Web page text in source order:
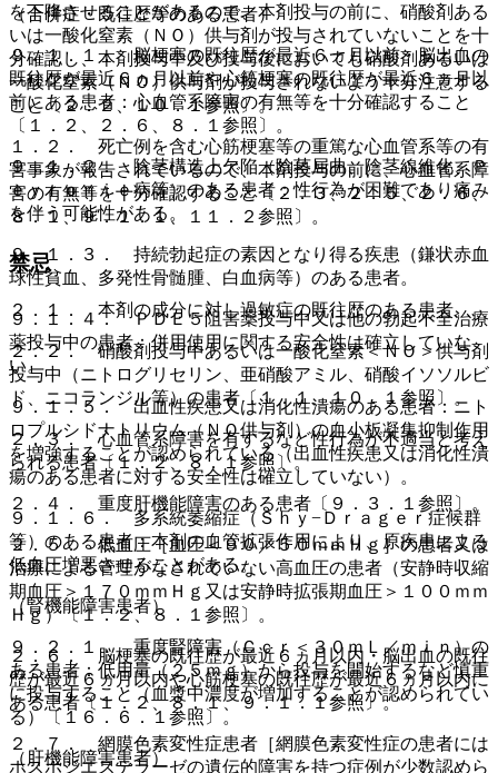
（合併症・既往歴等のある患者）
９．１．１． 脳梗塞の既往歴が最近６ヵ月以前・脳出血の
既往歴が最近６ヵ月以前や心筋梗塞の既往歴が最近６ヵ月以
前にある患者：心血管系障害の有無等を十分確認すること
〔１．２、２．６、８．１参照〕。
９．１．２． 陰茎構造上欠陥（陰茎屈曲、陰茎線維化、Ｐ
ｅｙｒｏｎｉｅ病等）のある患者：性行為が困難であり痛み
を伴う可能性がある。
９．１．３． 持続勃起症の素因となり得る疾患（鎌状赤血
球性貧血、多発性骨髄腫、白血病等）のある患者。
９．１．４． ＰＤＥ５阻害薬投与中又は他の勃起不全治療
薬投与中の患者：併用使用に関する安全性は確立していな
い。
９．１．５． 出血性疾患又は消化性潰瘍のある患者：ニト
ロプルシドナトリウム（ＮＯ供与剤）の血小板凝集抑制作用
を増強することが認められている（出血性疾患又は消化性潰
瘍のある患者に対する安全性は確立していない）。
９．１．６． 多系統萎縮症（Ｓｈｙ−Ｄｒａｇｅｒ症候群
等）のある患者：本剤の血管拡張作用により、原疾患による
低血圧増悪させることがある。
（腎機能障害患者）
９．２．１． 重度腎障害（Ｃｃｒ＜３０ｍＬ／ｍｉｎ）の
ある患者：低用量（２５ｍｇ）から投与を開始するなど慎重
に投与すること（血漿中濃度が増加することが認められてい
る）〔１６．６．１参照〕。
（肝機能障害患者）
を下降させることがあるので、本剤投与の前に、硝酸剤ある
いは一酸化窒素（ＮＯ）供与剤が投与されていないことを十
分確認し、本剤投与中及び投与後においても硝酸剤あるいは
一酸化窒素（ＮＯ）供与剤が投与されないよう十分注意する
こと〔２．２、１０．１参照〕。
１．２． 死亡例を含む心筋梗塞等の重篤な心血管系等の有
害事象が報告されているので、本剤投与の前に、心血管系障
害の有無等を十分確認すること〔２．３、２．５、２．６、
８．１、９．１．１、１１．２参照〕。
禁忌
２．１． 本剤の成分に対し過敏症の既往歴のある患者。
２．２． 硝酸剤投与中あるいは一酸化窒素＜ＮＯ＞供与剤
投与中（ニトログリセリン、亜硝酸アミル、硝酸イソソルビ
ド、ニコランジル等）の患者〔１．１、１０．１参照〕。
２．３． 心血管系障害を有するなど性行為が不適当と考え
られる患者〔１．２、８．１参照〕。
２．４． 重度肝機能障害のある患者〔９．３．１参照〕。
２．５． 低血圧［血圧＜９０／５０ｍｍＨｇ］の患者又は
治療による管理がなされていない高血圧の患者（安静時収縮
期血圧＞１７０ｍｍＨｇ又は安静時拡張期血圧＞１００ｍｍ
Ｈｇ）〔１．２、８．１参照〕。
２．６． 脳梗塞の既往歴が最近６ヵ月以内・脳出血の既往
歴が最近６ヵ月以内や心筋梗塞の既往歴が最近６ヵ月以内に
ある患者〔１．２、８．１、９．１．１参照〕。
２．７． 網膜色素変性症患者［網膜色素変性症の患者には
ホスホジエステラーゼの遺伝的障害を持つ症例が少数認めら